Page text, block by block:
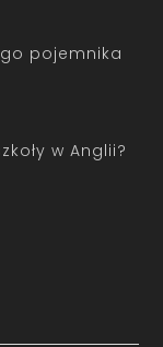
pojemnika
w Anglii?